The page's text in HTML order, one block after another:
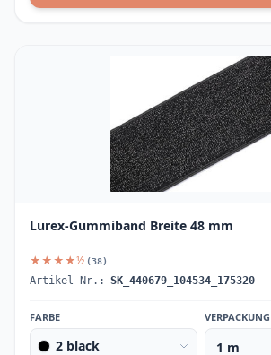
Lurex-Gummiband Breite 48 mm
★★★★½ (38)
Artikel-Nr.: SK_440679_104534_175320
FARBE
2 black
VERPACKUNG